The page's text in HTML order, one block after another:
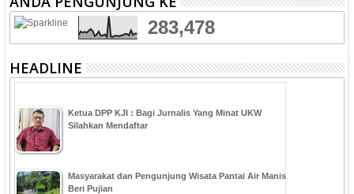
283,478
HEADLINE
Ketua DPP KJI : Bagi Jurnalis Yang Minat UKW
Silahkan Mendaftar
Masyarakat dan Pengunjung Wisata Pantai Air Manis
Beri Pujian